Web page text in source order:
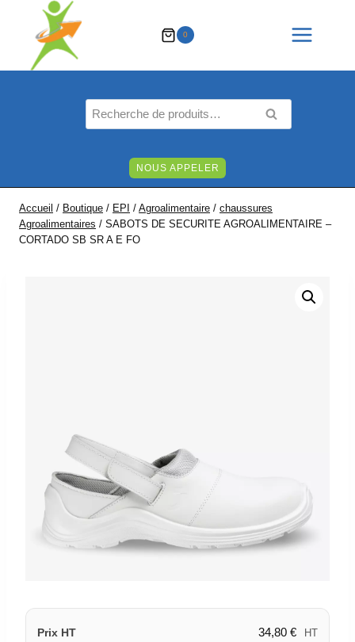
contenu
0
Recherche
pour :
RECHERCHE
NOUS APPELER
Accueil / Boutique / EPI / Agroalimentaire / chaussures
Agroalimentaires / SABOTS DE SECURITE AGROALIMENTAIRE –
CORTADO SB SR A E FO
Prix HT 34,80 € HT